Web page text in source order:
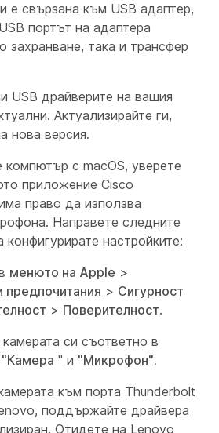
е свързана към USB адаптер,
портът на адаптера
захранване, така и трансфер
USB драйверите на вашия
Актуализирайте ги,
нова версия.
компютър с macOS, уверете
приложение Cisco
право да използва
Направете следните
конфигурирате настройките:
менюто на Apple >
предпочитания > Сигурност
> Поверителност.
си съответно в
"Камера " и "Микрофон".
към порта Thunderbolt
поддържайте драйвера
Отидете на Lenovo